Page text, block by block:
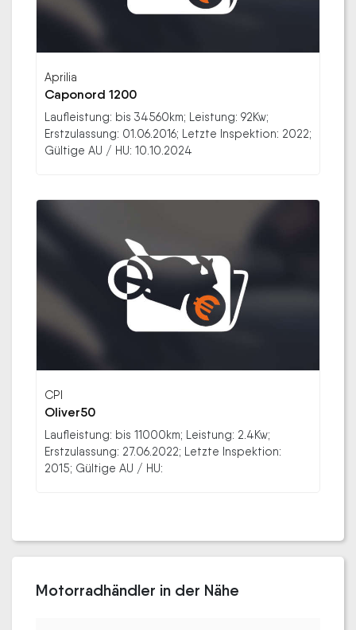
Aprilia
Caponord 1200
Laufleistung: bis 34560km; Leistung: 92Kw;
Erstzulassung: 01.06.2016; Letzte Inspektion: 2022;
Gültige AU / HU: 10.10.2024
CPI
Oliver50
Laufleistung: bis 11000km; Leistung: 2.4Kw;
Erstzulassung: 27.06.2022; Letzte Inspektion:
2015; Gültige AU / HU:
Motorradhändler in der Nähe